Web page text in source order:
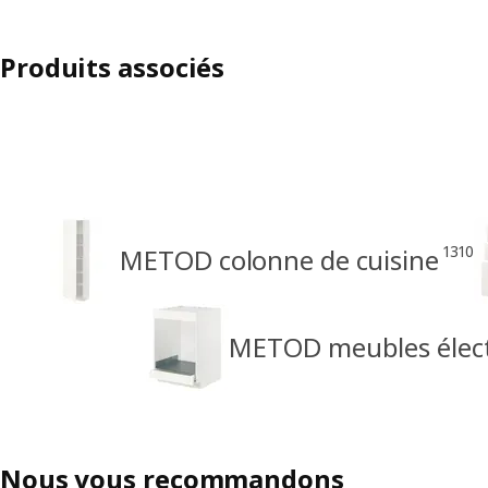
Produits associés
METOD colonne de cuisine 1310
METOD meubles
Nous vous recommandons